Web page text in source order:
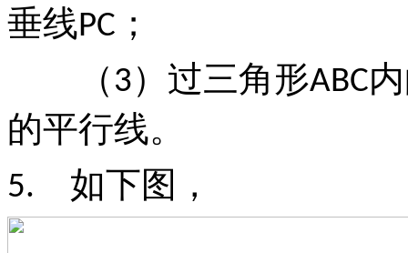
垂线PC ；
（ 3）过三角形ABC
的平行线。
5. 如下图，